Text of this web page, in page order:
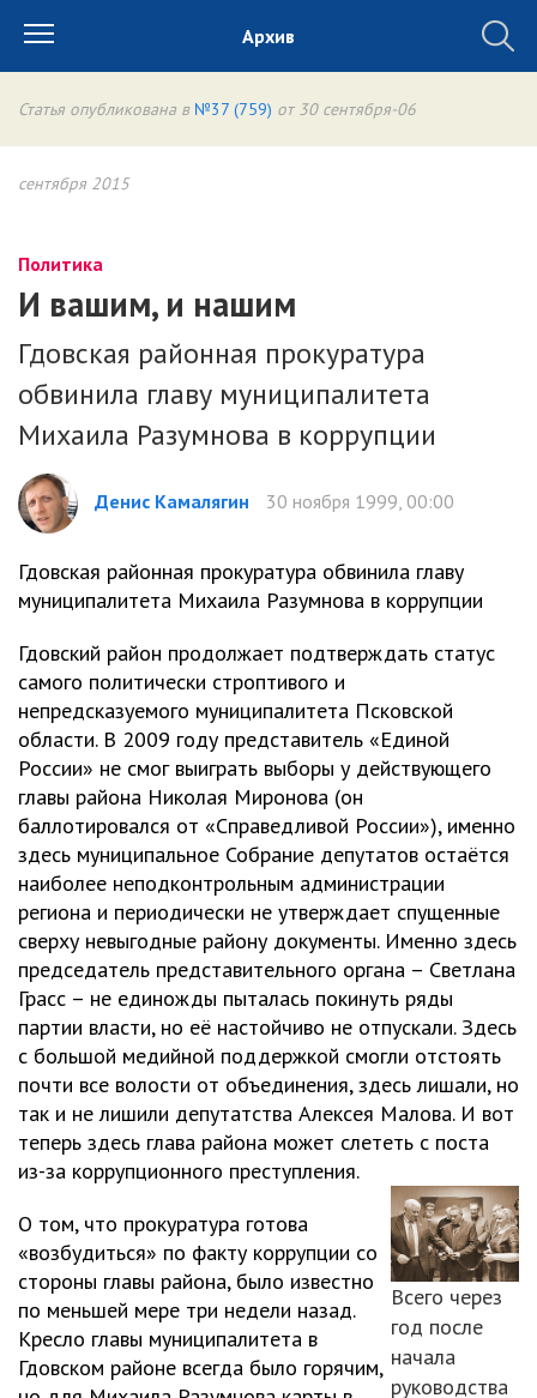
Архив
Статья опубликована в №37 (759) от 30 сентября-06
сентября 2015
Политика
И вашим, и нашим
Гдовская районная прокуратура
обвинила главу муниципалитета
Михаила Разумнова в коррупции
Денис Камалягин 30 ноября 1999, 00:00
Гдовская районная прокуратура обвинила главу
муниципалитета Михаила Разумнова в коррупции
Гдовский район продолжает подтверждать статус
самого политически строптивого и
непредсказуемого муниципалитета Псковской
области. В 2009 году представитель «Единой
России» не смог выиграть выборы у действующего
главы района Николая Миронова (он
баллотировался от «Справедливой России»), именно
здесь муниципальное Собрание депутатов остаётся
наиболее неподконтрольным администрации
региона и периодически не утверждает спущенные
сверху невыгодные району документы. Именно здесь
председатель представительного органа – Светлана
Грасс – не единожды пыталась покинуть ряды
партии власти, но её настойчиво не отпускали. Здесь
с большой медийной поддержкой смогли отстоять
почти все волости от объединения, здесь лишали, но
так и не лишили депутатства Алексея Малова. И вот
теперь здесь глава района может слететь с поста
из-за коррупционного преступления.
Всего через
год после
начала
руководства
О том, что прокуратура готова
«возбудиться» по факту коррупции со
стороны главы района, было известно
по меньшей мере три недели назад.
Кресло главы муниципалитета в
Гдовском районе всегда было горячим,